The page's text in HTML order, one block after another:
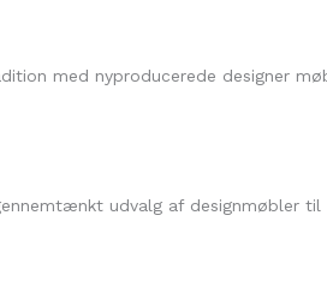
med nyproducerede designer
udvalg af designmøbler til